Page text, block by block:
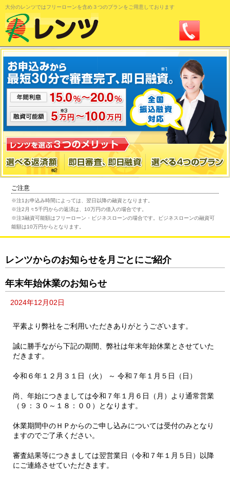
大分のレンツではフリーローンを含め３つのプランをご用意しております
0120-11-
ご注意
※注1お申込み時間によっては、翌日以降の融資となります。
※注2月々5千円からの返済は、10万円の借入の場合です。
※注3融資可能額はフリーローン・ビジネスローンの場合です。ビジネスローンの融資可
能額は10万円からとなります。
レンツからのお知らせを月ごとにご紹介
年末年始休業のお知らせ
2024年12月02日
平素より弊社をご利用いただきありがとうございます。
誠に勝手ながら下記の期間、弊社は年末年始休業とさせていた
だきます。
令和６年１２月３１日（火） ～ 令和７年１月５日（日）
尚、年始につきましては令和７年１月６日（月）より通常営業
（９：３０～１８：００）となります。
休業期間中のＨＰからのご申し込みについては受付のみとなり
ますのでご了承ください。
審査結果等につきましては翌営業日（令和７年１月５日）以降
にご連絡させていただきます。